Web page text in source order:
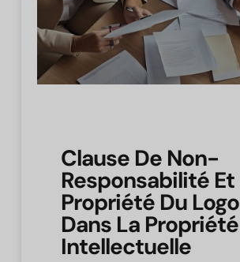
Clause De Non-
Responsabilité Et
Propriété Du Logo
Dans La Propriété
Intellectuelle